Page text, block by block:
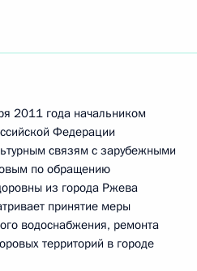
2011 года начальником
Федерации
связям с зарубежными
по обращению
из города Ржева
принятие меры
водоснабжения, ремонта
территорий в городе